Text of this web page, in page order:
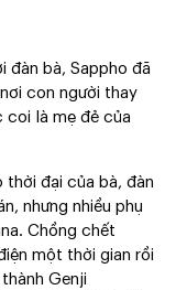
đàn bà, Sappho đã
con người thay
coi là mẹ đẻ của
thời đại của bà, đàn
nhưng nhiều phụ
Chồng chết
một thời gian rồi
Genji